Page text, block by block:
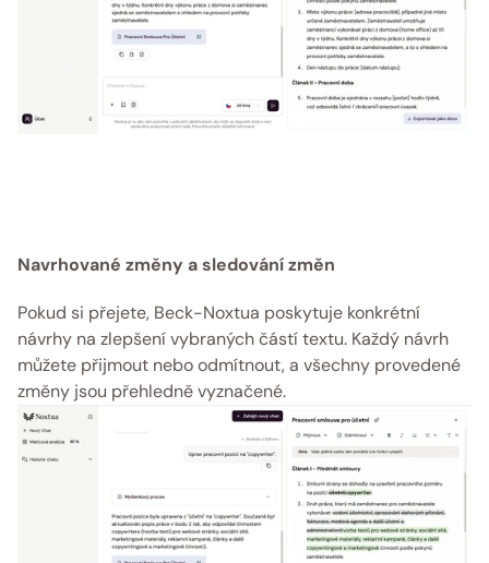
Navrhované změny a sledování změn
Pokud si přejete, Beck-Noxtua poskytuje konkrétní
návrhy na zlepšení vybraných částí textu. Každý návrh
můžete přijmout nebo odmítnout, a všechny provedené
změny jsou přehledně vyznačené.